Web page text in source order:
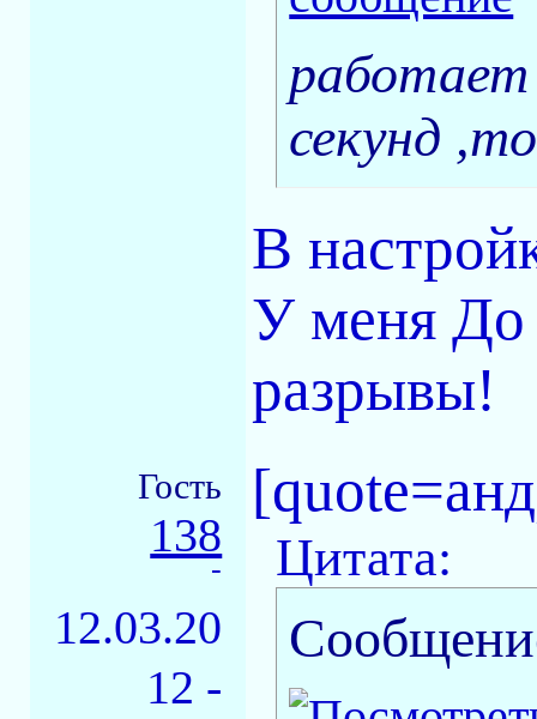
работает
секунд
В
У меня До
разрывы!
Гость
138
-
12.03.20
12 -
Цитата: